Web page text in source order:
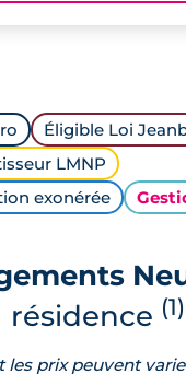
Éligible Loi
LMNP
exonérée
résidence (1)
les prix peuvent